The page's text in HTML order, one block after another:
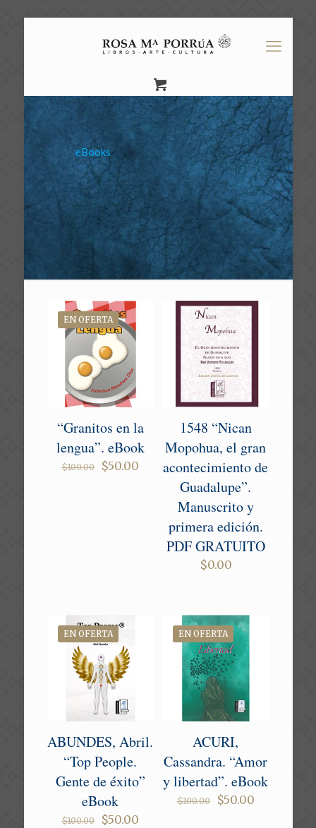
eBooks
EN OFERTA
“Granitos en la
lengua”. eBook
$100.00
Original
$50.00 Current
$50.00.
1548 “Nican
Mopohua, el gran
acontecimiento de
Guadalupe”.
Manuscrito y
primera edición.
PDF GRATUITO
$0.00
EN OFERTA
ABUNDES, Abril.
“Top People.
Gente de éxito”
eBook
$100.00
Original
$50.00
EN OFERTA
ACURI,
Cassandra. “Amor
y libertad”. eBook
$100.00
Original
$50.00Current